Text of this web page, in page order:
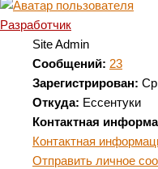
Разработчик
Site Admin
Сообщений: 23
Зарегистрирован: Ср
Откуда: Ессентуки
Контактная
Контактная
Отправить личное